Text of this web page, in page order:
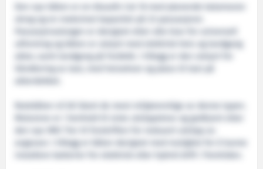
Den nye båten er en Alusafe Cat 16 med planende katamaran
skrog og en maksimal kapasitet på 23 passasjerer.
Passasjersalongen er designet etter alle krav for universell
utforming og båten er utstyrt med elektrisk heis og landgang
akter, samt landgang på fordekk. I tillegg er den utstyrt for
håndtering av last, med heisekran og plass til last på
Rutebåten vil bli blant de mest miljøvennlige av denne typen.
Motorene er i henhold til siste utslippskrav og godkjent etter
avgasser. I tillegg er båten designet med mulighet for å kunne